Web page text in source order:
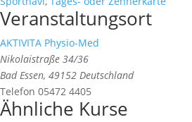
Veranstaltungsort
AKTIVITA Physio-Med
Nikolaistraße 34/36
Bad Essen, 49152 Deutschland
Telefon 05472 4405
Ähnliche Kurse